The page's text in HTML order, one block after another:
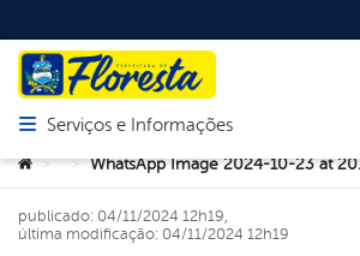
Abrir menu principal de navegação
Serviços e Informações
Você está aqui:
> > WhatsApp Image 2024-10-23 at
publicado: 04/11/2024 12h19,
última modificação: 04/11/2024 12h19